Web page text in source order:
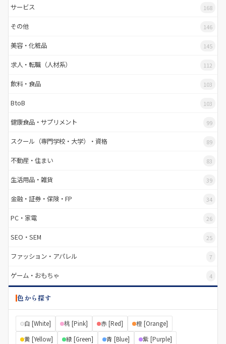
サービス 168
その他 146
美容・化粧品 145
求人・転職（人材系） 112
飲料・食品 103
BtoB 103
健康食品・サプリメント 99
スクール（専門学校・大学）・資格 89
不動産・住まい 83
生活用品・雑貨 39
金融・証券・保険・FP 34
PC・家電 26
SEO・SEM 25
ファッション・アパレル 7
ゲーム・おもちゃ 4
色から探す
白 [White] 桃 [Pink] 赤 [Red]
橙 [Orange]
黄 [Yellow]
緑 [Green] 青 [Blue]
紫 [Purple]